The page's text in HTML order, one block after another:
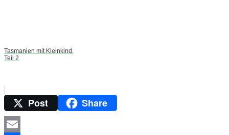
Tasmanien mit Kleinkind,
Teil 2
Post Share